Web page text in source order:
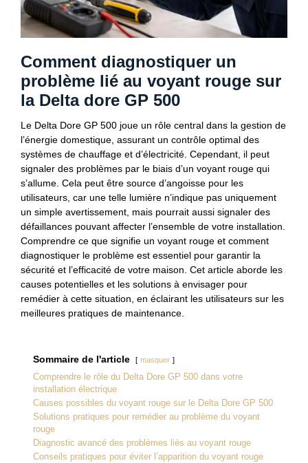
Comment diagnostiquer un
problème lié au voyant rouge sur
la Delta dore GP 500
Le Delta Dore GP 500 joue un rôle central dans la gestion de
l’énergie domestique, assurant un contrôle optimal des
systèmes de chauffage et d’électricité. Cependant, il peut
signaler des problèmes par le biais d’un voyant rouge qui
s’allume. Cela peut être source d’angoisse pour les
utilisateurs, car une telle lumière n’indique pas uniquement
un simple avertissement, mais pourrait aussi signaler des
défaillances pouvant affecter l’ensemble de votre installation.
Comprendre ce que signifie un voyant rouge et comment
diagnostiquer le problème est essentiel pour garantir la
sécurité et l’efficacité de votre maison. Cet article aborde les
causes potentielles et les solutions à envisager pour
remédier à cette situation, en éclairant les utilisateurs sur les
meilleures pratiques de maintenance.
Sommaire de l'article masquer
Comprendre le rôle du Delta Dore GP 500 dans votre
installation électrique
Causes possibles du voyant rouge sur le Delta Dore GP 500
Solutions pratiques pour remédier au problème du voyant
rouge
Diagnostic avancé des problèmes liés au voyant rouge
Conseils pratiques pour éviter l’apparition du voyant rouge